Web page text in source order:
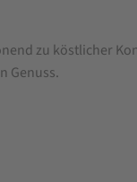
zu köstlicher
Genuss.